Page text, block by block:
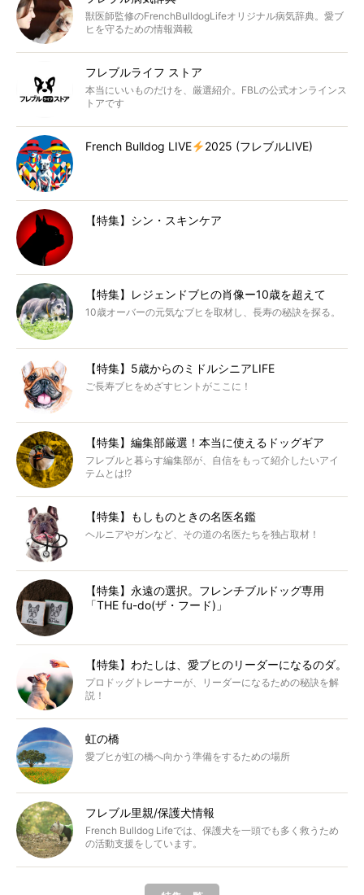
獣医師監修のFrenchBulldogLifeオリジナル病気辞典。愛ブ
ヒを守るための情報満載
フレブルライフ ストア
本当にいいものだけを、厳選紹介。FBLの公式オンラインス
トアです
French Bulldog LIVE 2025 (フレブルLIVE)
【特集】シン・スキンケア
【特集】レジェンドブヒの肖像ー10歳を超えて
10歳オーバーの元気なブヒを取材し、長寿の秘訣を探る。
【特集】5歳からのミドルシニアLIFE
ご長寿ブヒをめざすヒントがここに！
【特集】編集部厳選！本当に使えるドッグギア
フレブルと暮らす編集部が、自信をもって紹介したいアイ
テムとは!?
【特集】もしものときの名医名鑑
ヘルニアやガンなど、その道の名医たちを独占取材！
【特集】永遠の選択。フレンチブルドッグ専用
「THE fu-do(ザ・フード)」
【特集】わたしは、愛ブヒのリーダーになるのダ。
プロドッグトレーナーが、リーダーになるための秘訣を解
説！
虹の橋
愛ブヒが虹の橋へ向かう準備をするための場所
フレブル里親/保護犬情報
French Bulldog Lifeでは、保護犬を一頭でも多く救うため
の活動支援をしています。